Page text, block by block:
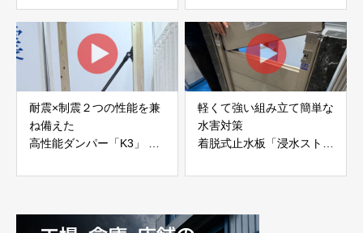
JAPAN
耐震×制震２つの性能を兼
ね備えた
高性能ダンパー「K3」 富
軽くて強い組み立て簡単な
水害対策
着脱式止水板「浸水ストッ
富士工業株式会社